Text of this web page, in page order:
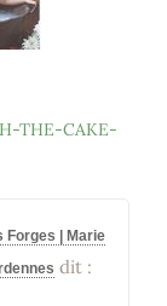
THE-CAKE-
Forges | Marie
dit :